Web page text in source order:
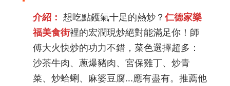
介紹： 想吃點鑊氣十足的熱炒？仁德家樂
福美食街裡的宏潤現炒絕對能滿足你！師
傅大火快炒的功力不錯，菜色選擇超多：
沙茶牛肉、蔥爆豬肉、宮保雞丁、炒青
菜、炒蛤蜊、麻婆豆腐...應有盡有。推薦他